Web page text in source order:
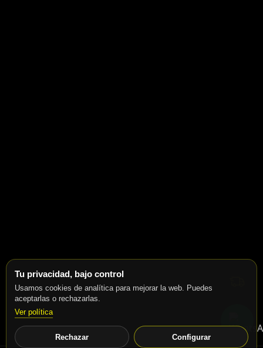
Tu privacidad, bajo control
Usamos cookies de analítica para mejorar la web. Puedes
aceptarlas o rechazarlas.
Ver política
Rechazar Configurar